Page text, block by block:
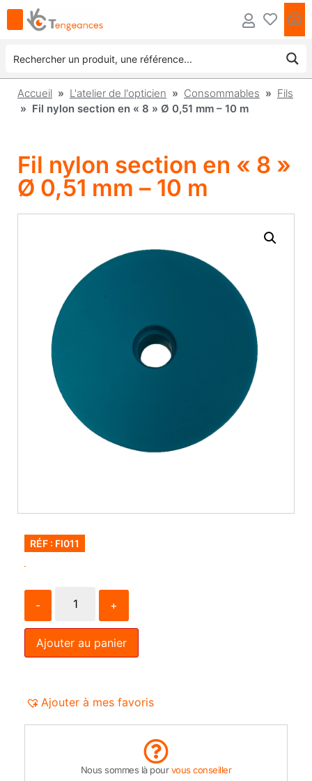
Accueil » L'atelier de l'opticien » Consommables » Fils
» Fil nylon section en « 8 » Ø 0,51 mm – 10 m
Fil nylon section en « 8 »
Ø 0,51 mm – 10 m
RÉF : FI011
- +
Ajouter au panier
Ajouter à mes favoris
Nous sommes là pourvous conseiller